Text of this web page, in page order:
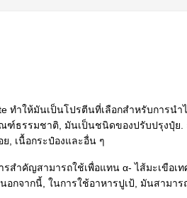
ทําให้มันเป็นโปรตีนที่เลือกสําหรับการนํ
ธรรมชาติ, มันเป็นชนิดของปรับปรุงปุ๋ย.
, เนื้อกระป๋องและอื่น ๆ
สําคัญสามารถใช้เพื่อแทน α- ไส้มะเขือ
อกจากนี้, ในการใช้อาหารปูเป้, มันสาม